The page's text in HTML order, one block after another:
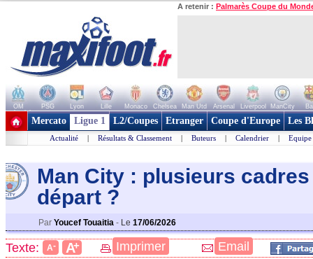
A retenir : Palmarès Coupe du
OM PSG Lyon Lille Monaco Chelsea Man Utd Arsenal Liverpool ManCity
+ de clubs
Mercato Ligue 1 L2/Coupes Etranger Coupe d'Europe Les
Actualité | Résultats & Classement | Buteurs | Calendrier | Equipe
Man City : plusieurs
départ ?
Par Youcef Touaitia - Le 17/06/2026
Texte: A- A+ Imprimer Email